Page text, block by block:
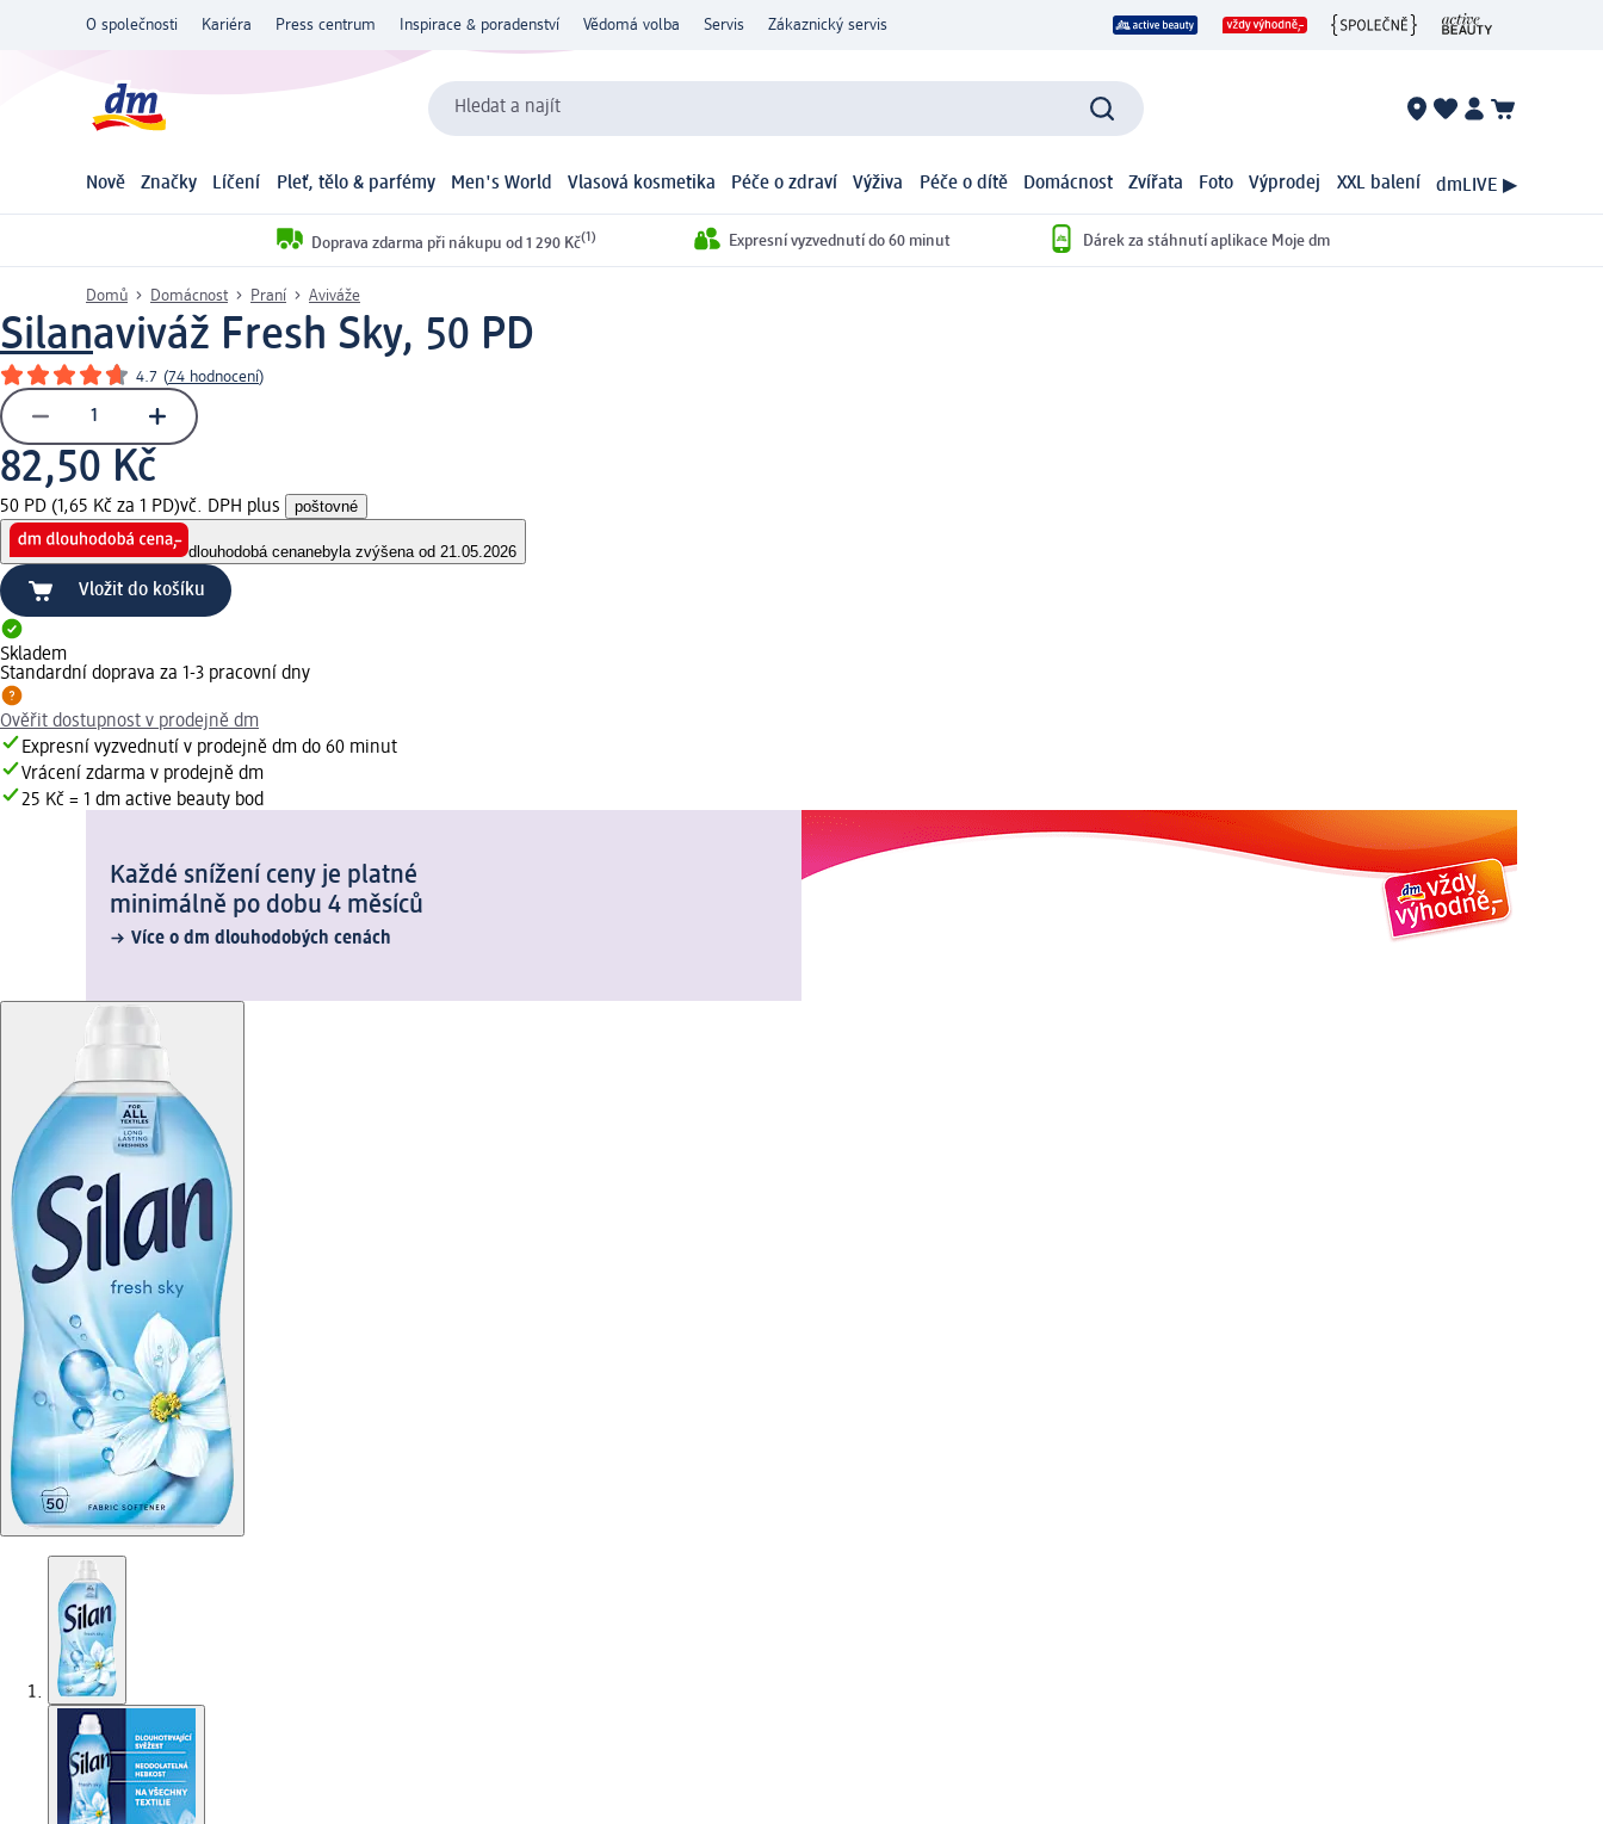
O společnosti Kariéra Press centrum Inspirace & poradenství Vědomá volba Servis Zákaznický servis
Hledat a najít
Nově Značky Líčení Pleť, tělo & parfémy Men's World Vlasová kosmetika Péče o zdraví Výživa Péče o dítě Domácnost Zvířata Foto Výprodej XXL balení dmLIVE ▶
Doprava zdarma při nákupu od 1 290 Kč(1) Expresní vyzvednutí do 60 minut Dárek za stáhnutí aplikace Moje dm
Domů Domácnost Praní Aviváže
Silanaviváž Fresh Sky, 50 PD
4.7 (74 hodnocení)
82,50 Kč
50 PD (1,65 Kč za 1 PD)vč. DPH plus poštovné
dlouhodobá cenanebyla zvýšena od 21.05.2026
Vložit do košíku
Skladem
Standardní doprava za 1-3 pracovní dny
Ověřit dostupnost v prodejně dm
Expresní vyzvednutí v prodejně dm do 60 minut
Vrácení zdarma v prodejně dm
25 Kč = 1 dm active beauty bod
Každé snížení ceny je platné
minimálně po dobu 4 měsíců
Více o dm dlouhodobých cenách